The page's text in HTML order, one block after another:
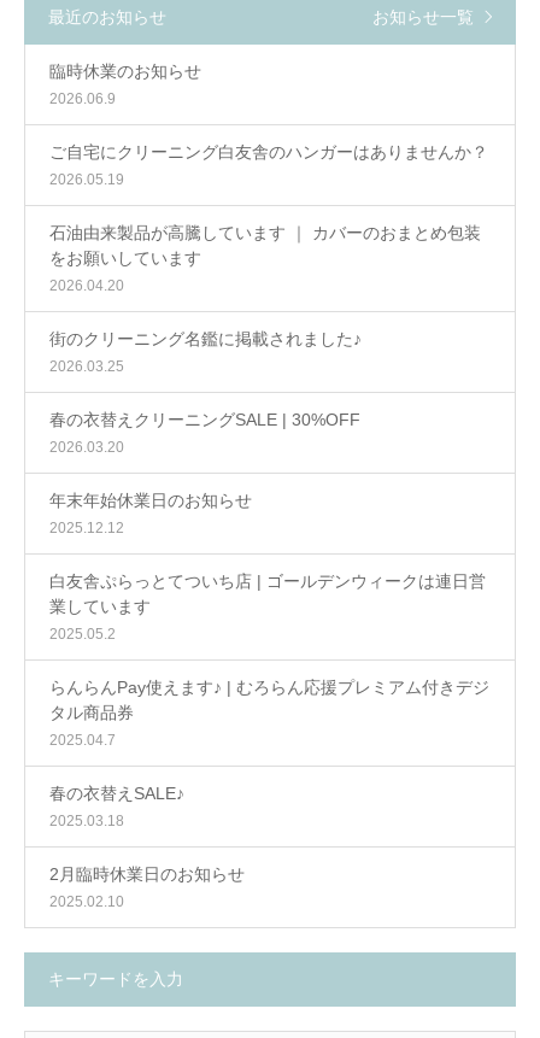
最近のお知らせ お知らせ一覧
臨時休業のお知らせ
2026.06.9
ご自宅にクリーニング白友舎のハンガーはありませんか？
2026.05.19
石油由来製品が高騰しています ｜ カバーのおまとめ包装
をお願いしています
2026.04.20
街のクリーニング名鑑に掲載されました♪
2026.03.25
春の衣替えクリーニングSALE | 30%OFF
2026.03.20
年末年始休業日のお知らせ
2025.12.12
白友舎ぷらっとてついち店 | ゴールデンウィークは連日営
業しています
2025.05.2
らんらんPay使えます♪ | むろらん応援プレミアム付きデジ
タル商品券
2025.04.7
春の衣替えSALE♪
2025.03.18
2月臨時休業日のお知らせ
2025.02.10
キーワードを入力